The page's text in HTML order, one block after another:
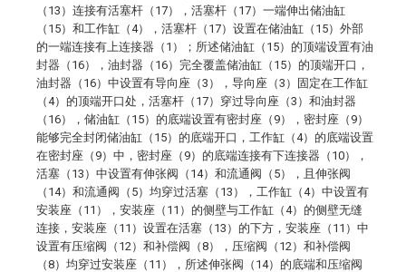
（13）连接有活塞杆（17），活塞杆（17）一端伸出储油缸
（15）和工作缸（4），活塞杆（17）设置在储油缸（15）外部
的一端连接有上连接器（1）；所述储油缸（15）的顶端设置有油
封器（16），油封器（16）完全覆盖储油缸（15）的顶端开口，
油封器（16）中设置有导向座（3），导向座（3）固定在工作缸
（4）的顶端开口处，活塞杆（17）穿过导向座（3）和油封器
（16），储油缸（15）的底端设置有密封座（9），密封座（9）
能够完全封闭储油缸（15）的底端开口，工作缸（4）的底端设置
在密封座（9）中，密封座（9）的底端连接有下连接器（10），
活塞（13）中设置有伸张阀（14）和流通阀（5），且伸张阀
（14）和流通阀（5）均穿过活塞（13），工作缸（4）中设置有
安装座（11），安装座（11）的侧壁与工作缸（4）的侧壁无缝
连接，安装座（11）设置在活塞（13）的下方，安装座（11）中
设置有压缩阀（12）和补偿阀（8），压缩阀（12）和补偿阀
（8）均穿过安装座（11），所述伸张阀（14）的底端和压缩阀